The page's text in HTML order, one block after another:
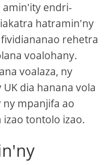
endri-
hatramin'ny
rehetra
voalohany.
voalaza, ny
dia hanana vola
ny mpanjifa ao
izao tontolo izao.